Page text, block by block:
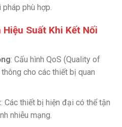
phù hợp.
Suất Khi Kết Nối
: Cấu hình QoS (Quality of
cho các thiết bị quan
: Các thiết bị hiện đại có thể tận
nhiễu mạng.